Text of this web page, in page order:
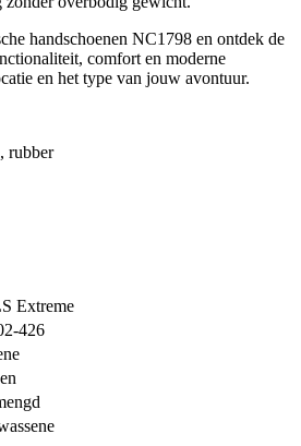
handschoenen NC1798 en ontdek de
comfort en moderne
en het type van jouw avontuur.
rubber
Extreme
426